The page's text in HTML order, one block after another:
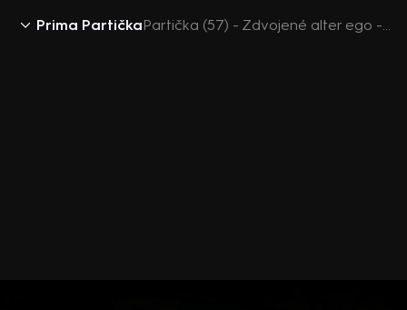
Prima Partička Partička (57) - Zdvojené alter ego - UnCut